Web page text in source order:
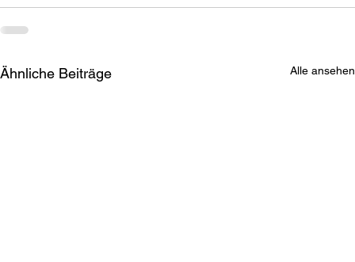
Ähnliche Beiträge Alle ansehen